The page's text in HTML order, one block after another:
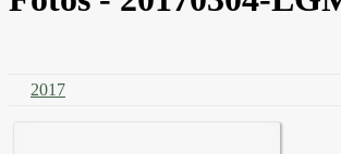
2017